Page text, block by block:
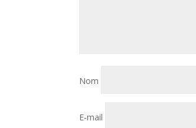
Nom
E-mail